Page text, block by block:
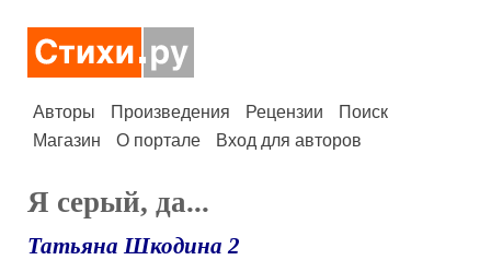
Авторы Произведения Рецензии
Поиск
Магазин
О портале Вход для авторов
Я серый, да...
Татьяна Шкодина 2